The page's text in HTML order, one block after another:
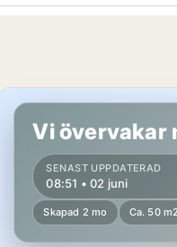
Rum i Göteborg
Vi övervakar
SENAST UPPDATERAD
08:51 • 02 juni
Skapad 2 mo Ca. 50 m2